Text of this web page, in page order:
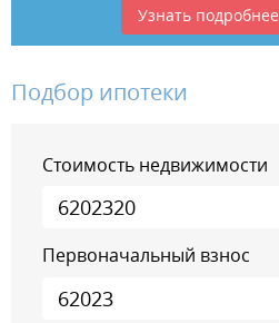
Узнать подробнее
Подбор ипотеки
Стоимость недвижимости
Первоначальный взнос